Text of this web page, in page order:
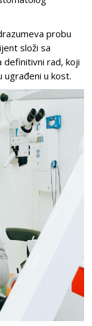
probu
složi sa
definitivni rad, koji
ugrađeni u kost.